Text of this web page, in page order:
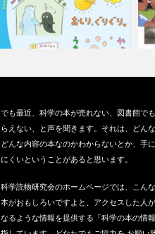
、202…
でも最近、科学の本が売れない、図書館で
らえない、と声を聞きます。それは、どんな
どんな内容の本なのかわからないとか、手
にくいということがあると思います。
科学読物研究会のホームページでは、こん
本がおもしろいですよと、アクセスした人
なるような情報を提供する「科学の本の情